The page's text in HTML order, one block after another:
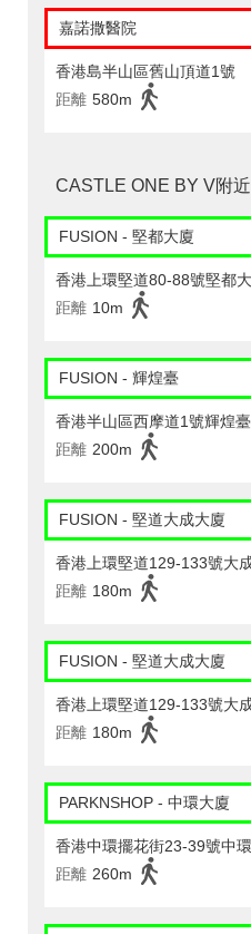
嘉諾撒醫院
香港島半山區舊山頂道1號
距離 580m
CASTLE ONE BY V附
FUSION - 堅都大廈
香港上環堅道80-88號堅都
距離 10m
FUSION - 輝煌臺
香港半山區西摩道1號輝煌
距離 200m
FUSION - 堅道大成大廈
香港上環堅道129-133號大
距離 180m
FUSION - 堅道大成大廈
香港上環堅道129-133號大
距離 180m
PARKNSHOP - 中環大廈
香港中環擺花街23-39號中
距離 260m